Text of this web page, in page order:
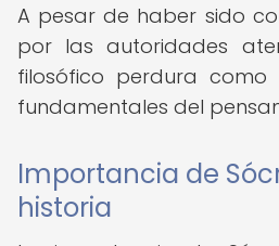
A pesar de haber sido
por las autoridades
filosófico perdura
fundamentales del
Importancia de
historia